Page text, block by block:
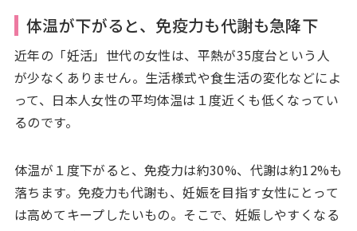
体温が下がると、免疫力も代謝も急降下
近年の「妊活」世代の女性は、平熱が35度台という人
が少なくありません。生活様式や食生活の変化などによ
って、日本人女性の平均体温は１度近くも低くなってい
るのです。
体温が１度下がると、免疫力は約30%、代謝は約12%も
落ちます。免疫力も代謝も、妊娠を目指す女性にとって
は高めてキープしたいもの。そこで、妊娠しやすくなる